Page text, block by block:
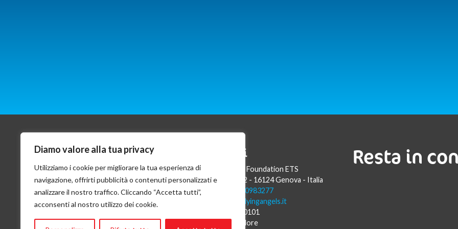
Diamo valore alla tua privacy
Utilizziamo i cookie per migliorare la tua esperienza di
navigazione, offrirti pubblicità o contenuti personalizzati e
analizzare il nostro traffico. Cliccando “Accetta tutti”,
acconsenti al nostro utilizzo dei cookie.
VOLO, VIAGGIO, VITA
questa in sintesi è la mission di Flying
Angels
Contatti
Flying Angels Foundation ETS
Via San Luca 2 - 16124 Genova - Italia
+ 39 010 0983277
info@flyingangels.it
CF: 95157820101
Banca Passadore
Resta in